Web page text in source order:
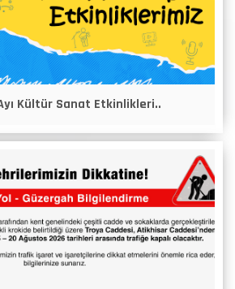
Kültür Sanat Etkinlikleri..